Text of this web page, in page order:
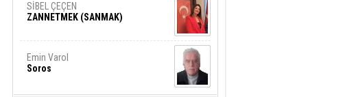
SİBEL ÇEÇEN
ZANNETMEK (SANMAK)
Emin Varol
Soros